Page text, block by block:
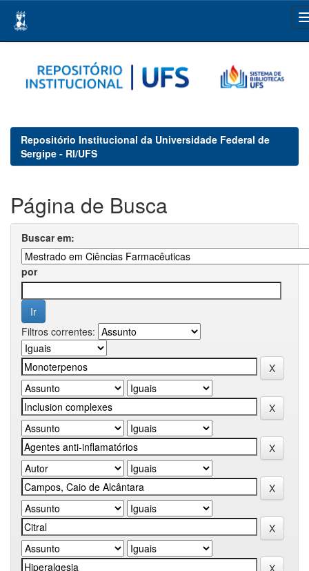
navigation
Repositório Institucional da Universidade Federal de
Sergipe - RI/UFS
Página de Busca
Buscar em:
por
Filtros correntes: